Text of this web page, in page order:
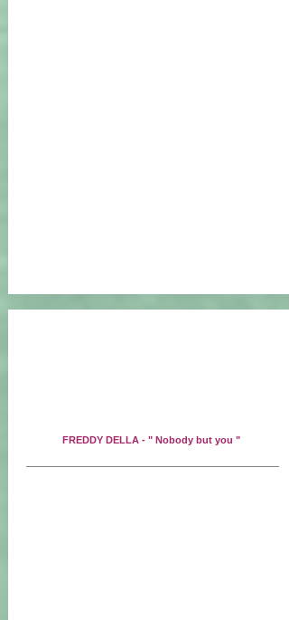
FREDDY DELLA - " Nobody but you "